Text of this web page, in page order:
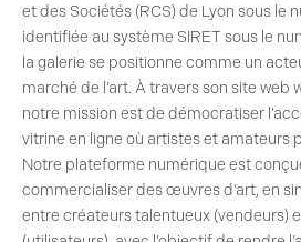
et des Sociétés (RCS) de Lyon sous le
identifiée au système SIRET sous le
la galerie se positionne comme un
marché de l’art. À travers son site web
notre mission est de démocratiser
vitrine en ligne où artistes et amateurs
Notre plateforme numérique est
commercialiser des œuvres d’art, en
entre créateurs talentueux (vendeurs)